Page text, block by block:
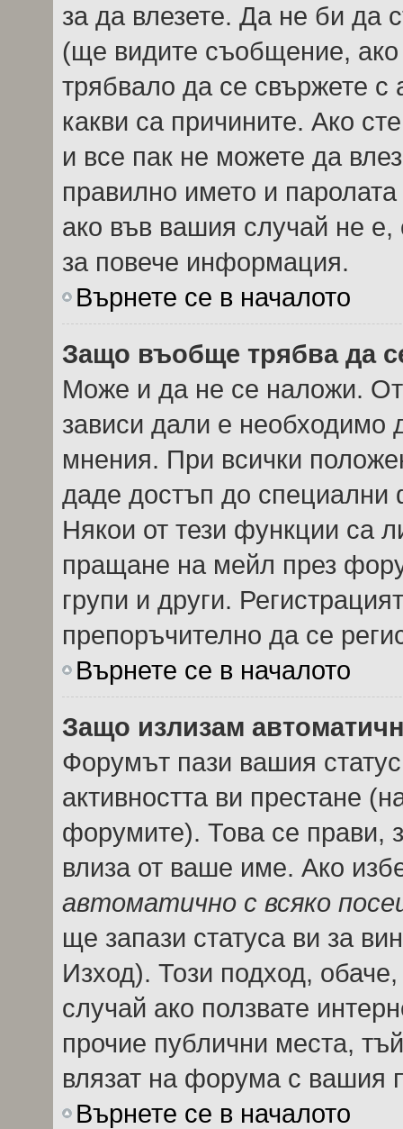
за да влезете. Да не би да
(ще видите съобщение, ако
трябвало да се свържете с
какви са причините. Ако
и все пак не можете да
правилно името и
ако във вашия случай не е,
за повече информация.
Върнете се в началото
Защо въобще трябва да
Може и да не се наложи.
зависи дали е необходимо
мнения. При всички
даде достъп до специални
Някои от тези функции са
пращане на мейл през
групи и други.
препоръчително да се
Върнете се в началото
Защо излизам
Форумът пази вашия
активността ви престане
форумите). Това се прави,
влиза от ваше име. Ако
автоматично с всяко
ще запази статуса ви за
Изход). Този подход,
случай ако ползвате
прочие публични места,
влязат на форума с вашия
Върнете се в началото